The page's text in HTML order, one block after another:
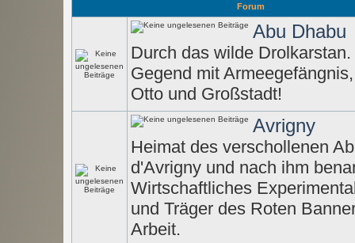
Forum
Abu Dhabu
Durch das wilde
Gegend mit
Otto und Großstadt!
Avrigny
Heimat des verschollenen
d'Avrigny und nach ihm
Wirtschaftliches
und Träger des Roten
Arbeit.